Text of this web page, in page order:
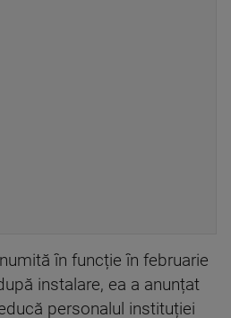
în funcție în februarie
instalare, ea a anunțat
personalul instituției